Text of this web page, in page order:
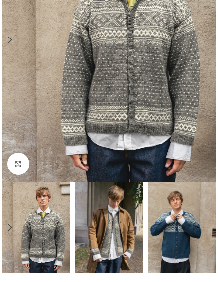
Click to enlarge